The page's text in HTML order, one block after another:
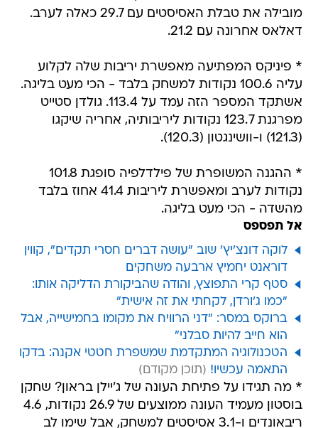
מובילה את טבלת האסיסטים עם 29.7 כאלה לערב.
דאלאס אחרונה עם 21.2.
* פיניקס המפתיעה מאפשרת יריבות שלה לקלוע
עליה 100.6 נקודות למשחק בלבד - הכי מעט בליגה.
אשתקד המספר הזה עמד על 113.4. גולדן סטייט
מפרגנת 123.7 נקודות ליריבותיה, אחריה שיקגו
(121.3) ו-וושינגטון (120.3).
* ההגנה המשופרת של פילדלפיה סופגת 101.8
נקודות לערב ומאפשרת ליריבות 41.4 אחוז בלבד
מהשדה - הכי מעט בליגה.
אל תפספס
לוקה דונצ'יץ' שוב "עושה דברים חסרי תקדים", קווין
דוראנט יחמיץ ארבעה משחקים
סטף קרי התפוצץ, והודה שהביקורת הדליקה אותו:
"כמו ג'ורדן, לקחתי את זה אישית"
ברוקס במסר: "דני הרוויח את מקומו בחמישייה, אבל
הוא חייב להיות סבלני"
הטכנולוגיה המתקדמת שמשפרת חטטי אקנה: בדקו
התאמה עכשיו!
* מה תגידו על פתיחת העונה של ג'יילן בראון? שחקן
בוסטון מעמיד העונה ממוצעים של 26.9 נקודות, 4.6
ריבאונדים ו-3.1 אסיסטים למשחק, אבל שימו לב